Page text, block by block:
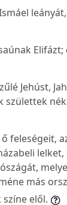
Jehúst,
születtek
ő feleségeit,
más
elől.